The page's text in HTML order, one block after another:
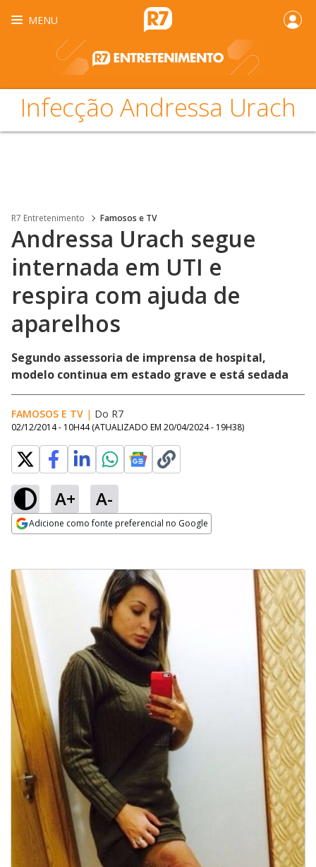
MENU
Infecção Andressa Urach
R7 Entretenimento Famosos e TV
Andressa Urach segue
internada em UTI e
respira com ajuda de
aparelhos
Segundo assessoria de imprensa de hospital,
modelo continua em estado grave e está sedada
FAMOSOS E TV | Do R7
02/12/2014 - 10H44 (ATUALIZADO EM 20/04/2024 - 19H38)
A+ A-
Adicione como fonte preferencial no Google